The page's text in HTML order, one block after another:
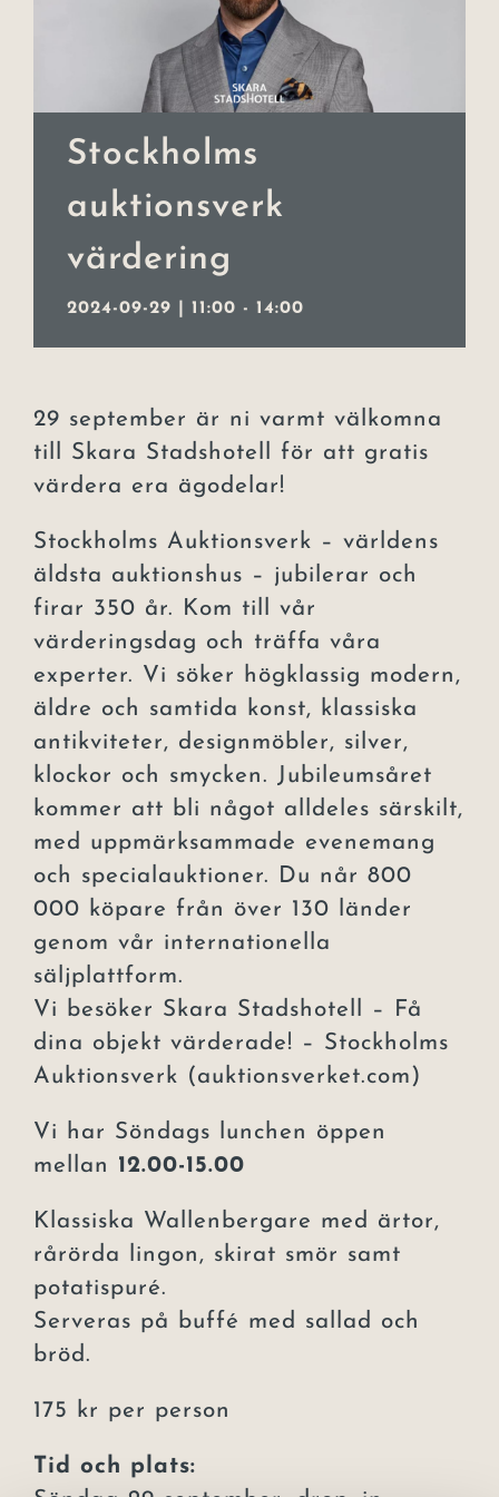
Lars Lerin
Uppleva
Om hotellet
Kontakt
Stockholms
auktionsverk
värdering
2024-09-29 | 11:00 - 14:00
29 september är ni varmt välkomna
till Skara Stadshotell för att gratis
värdera era ägodelar!
Stockholms Auktionsverk – världens
äldsta auktionshus – jubilerar och
firar 350 år. Kom till vår
värderingsdag och träffa våra
experter. Vi söker högklassig modern,
äldre och samtida konst, klassiska
antikviteter, designmöbler, silver,
klockor och smycken. Jubileumsåret
kommer att bli något alldeles särskilt,
med uppmärksammade evenemang
och specialauktioner. Du når 800
000 köpare från över 130 länder
genom vår internationella
säljplattform.
Vi besöker Skara Stadshotell – Få
dina objekt värderade! – Stockholms
Auktionsverk (auktionsverket.com)
Vi har Söndags lunchen öppen
mellan 12.00-15.00
Klassiska Wallenbergare med ärtor,
rårörda lingon, skirat smör samt
potatispuré.
Serveras på buffé med sallad och
bröd.
175 kr per person
Tid och plats: